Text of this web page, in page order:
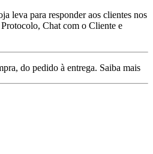
leva para responder aos clientes nos
Chat com o Cliente e
do pedido à entrega. Saiba mais